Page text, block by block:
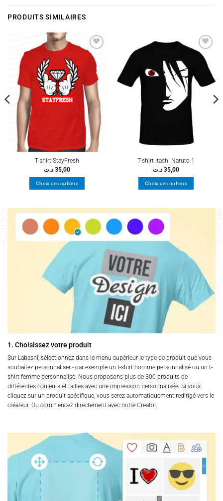
PRODUITS SIMILAIRES
Ajouter
à la
wishlist
T-shirt StayFresh
35,00 د.ت
Choix des options
a
plusieurs
variations.
Les
options
choisies
sur
Ajouter
à la
wishlist
T-shirt Itachi Naruto 1
35,00 د.ت
Choix des options
a
Les
options
choisies
page
du
1. Choisissez votre produit
Sur Labasni, sélectionnez dans le menu supérieur le type de produit que vous
souhaitez personnaliser - par exemple un t-shirt homme personnalisé ou un t-
shirt femme personnalisé. Nous proposons plus de 300 produits de
différentes couleurs et tailles avec une impression personnalisée. Si vous
cliquez sur un produit spécifique, vous serez automatiquement redirigé vers le
créateur. Ou commencez directement avec notre Creator.